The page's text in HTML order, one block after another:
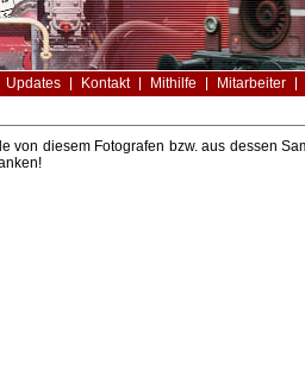
Updates Kontakt Mithilfe Mitarbeiter
von diesem Fotografen bzw. aus dessen